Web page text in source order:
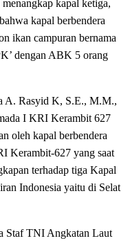
kapal ketiga,
kapal berbendera
ikan campuran bernama
dengan ABK 5 orang
A. Rasyid K, S.E., M.M.,
I KRI Kerambit 627
oleh kapal berbendera
Kerambit-627 yang saat
terhadap tiga Kapal
Indonesia yaitu di Selat
Staf TNI Angkatan Laut